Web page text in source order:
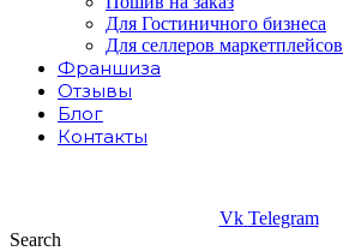
Для Гостиничного бизнеса
Для селлеров маркетплейсов
Франшиза
Отзывы
Блог
Контакты
Vk Telegram
Search